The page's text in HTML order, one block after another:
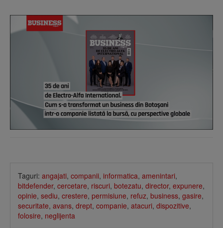
Taguri: angajati, companii, informatica, amenintari,
bitdefender, cercetare, riscuri, botezatu, director, expunere,
opinie, sediu, crestere, permisiune, refuz, business, gasire,
securitate, avans, drept, companie, atacuri, dispozitive,
folosire, neglijenta